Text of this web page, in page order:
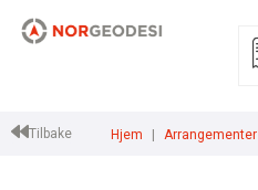
Tilbake Hjem Arrangementer